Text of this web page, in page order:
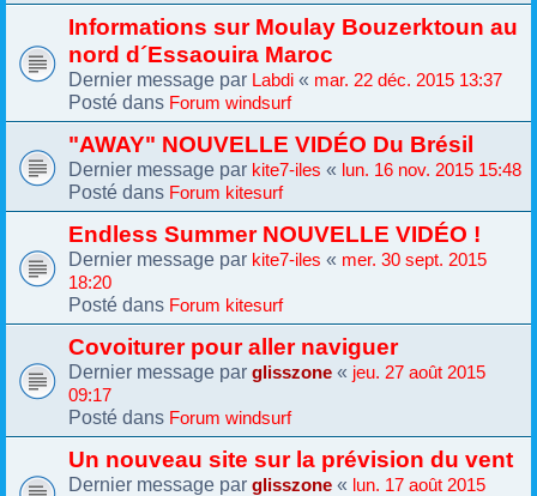
Informations sur Moulay Bouzerktoun au
nord d´Essaouira Maroc
Dernier message par Labdi « mar. 22 déc. 2015 13:37
Posté dans Forum windsurf
"AWAY" NOUVELLE VIDÉO Du Brésil
Dernier message par kite7-iles « lun. 16 nov. 2015 15:48
Posté dans Forum kitesurf
Endless Summer NOUVELLE VIDÉO !
Dernier message par kite7-iles « mer. 30 sept. 2015
18:20
Posté dans Forum kitesurf
Covoiturer pour aller naviguer
Dernier message par glisszone « jeu. 27 août 2015
09:17
Posté dans Forum windsurf
Un nouveau site sur la prévision du vent
Dernier message par glisszone « lun. 17 août 2015